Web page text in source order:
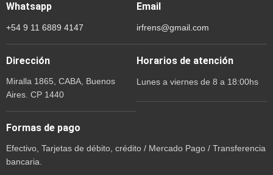
Whatsapp
+54 9 11 6889 4147
Email
irfrens@gmail.com
Dirección
Miralla 1865, CABA, Buenos
Aires. CP 1440
Horarios de atención
Lunes a viernes de 8 a 18:00hs
Formas de pago
Efectivo, Tarjetas de débito, crédito / Mercado Pago / Transferencia
bancaria.